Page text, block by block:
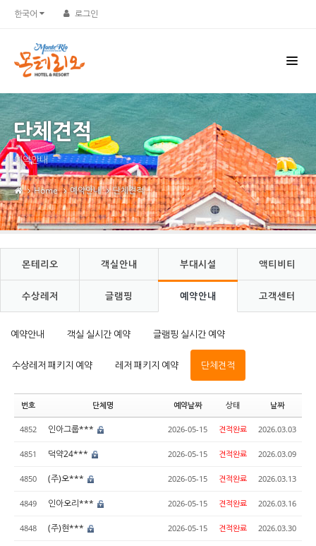
한국어 로그인
단체견적
예약안내
Home 예약안내 단체견적
몬테리오 객실안내 부대시설 액티비티
수상레저 글램핑 예약안내 고객센터
예약안내 객실 실시간 예약 글램핑 실시간 예약
수상레저 패키지 예약 레저 패키지 예약 단체견적
번호 단체명 예약날짜 상태 날짜
4852 인아그룹*** 2026-05-15 견적완료 2026.03.03
4851 덕약24*** 2026-05-15 견적완료 2026.03.09
4850 (주)오*** 2026-05-15 견적완료 2026.03.13
4849 인아오리*** 2026-05-15 견적완료 2026.03.16
4848 (주)현*** 2026-05-15 견적완료 2026.03.30
Sketchbook5, 스케치북5